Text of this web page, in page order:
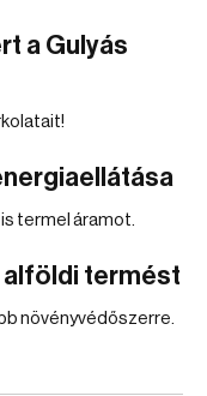
a Gulyás
termel áramot.
termést
növényvédőszerre.